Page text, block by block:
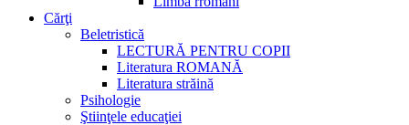
Cărţi
Beletristică
LECTURĂ PENTRU COPII
Literatura ROMANĂ
Literatura străină
Psihologie
Ştiinţele educaţiei